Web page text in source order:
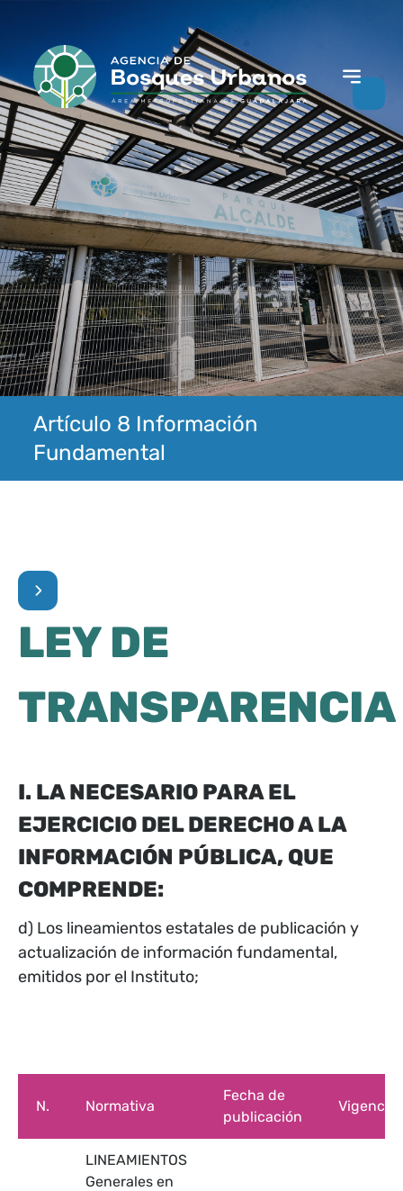
Artículo 8 Información
Fundamental
LEY DE
TRANSPARENCIA
I. LA NECESARIO PARA EL
EJERCICIO DEL DERECHO A LA
INFORMACIÓN PÚBLICA, QUE
COMPRENDE:
d) Los lineamientos estatales de publicación y
actualización de información fundamental,
emitidos por el Instituto;
N. Normativa
Fecha de
publicación
Vigencia
LINEAMIENTOS
Generales en